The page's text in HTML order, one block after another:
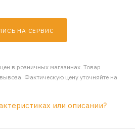
НА СЕРВИС
в розничных магазинах. Товар
Фактическую цену уточняйте на
или описании?